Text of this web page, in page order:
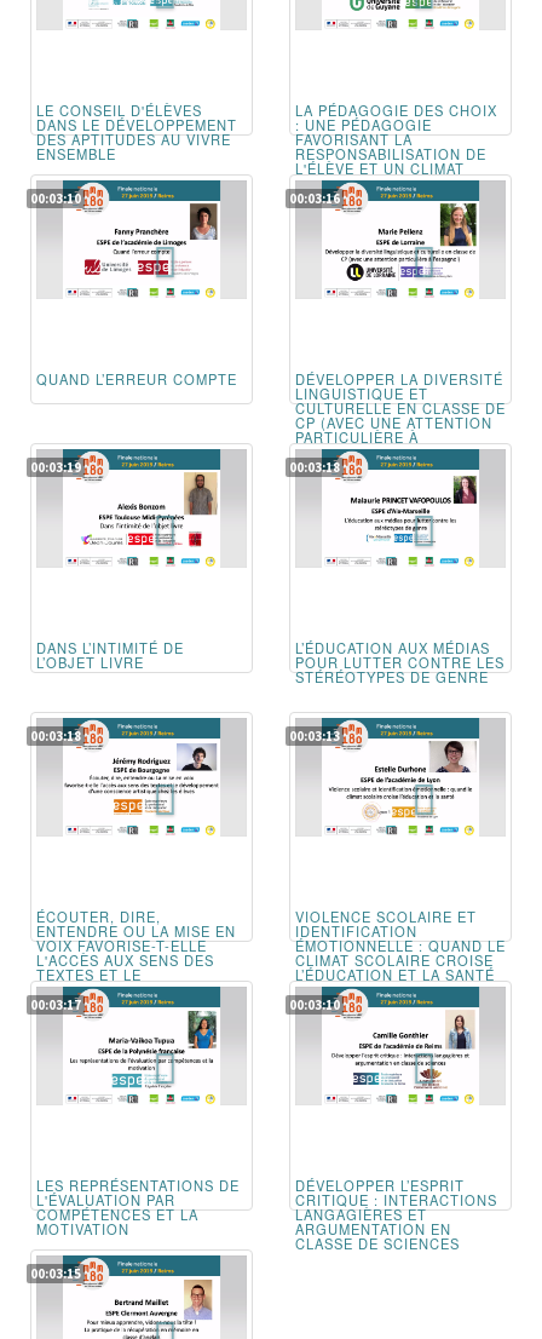
LE CONSEIL D'ÉLÈVES
DANS LE DÉVELOPPEMENT
DES APTITUDES AU VIVRE
ENSEMBLE
LA PÉDAGOGIE DES CHOIX
: UNE PÉDAGOGIE
FAVORISANT LA
RESPONSABILISATION DE
L'ÉLÈVE ET UN CLIMAT
SCOLAIRE APAISÉ
QUAND L’ERREUR COMPTE
00:03:10
DÉVELOPPER LA DIVERSITÉ
LINGUISTIQUE ET
CULTURELLE EN CLASSE DE
CP (AVEC UNE ATTENTION
PARTICULIÈRE À
L'ESPAGNOL)
00:03:16
DANS L’INTIMITÉ DE
L’OBJET LIVRE
00:03:19
L’ÉDUCATION AUX MÉDIAS
POUR LUTTER CONTRE LES
STÉRÉOTYPES DE GENRE
00:03:18
ÉCOUTER, DIRE,
ENTENDRE OU LA MISE EN
VOIX FAVORISE-T-ELLE
L'ACCÈS AUX SENS DES
TEXTES ET LE
DÉVELOPPEMENT D'UNE
CONSCIENCE ARTISTIQUE
CHEZ LES ÉLÈVES
00:03:18
VIOLENCE SCOLAIRE ET
IDENTIFICATION
ÉMOTIONNELLE : QUAND LE
CLIMAT SCOLAIRE CROISE
L’ÉDUCATION ET LA SANTÉ
00:03:13
LES REPRÉSENTATIONS DE
L'ÉVALUATION PAR
COMPÉTENCES ET LA
MOTIVATION
00:03:17
DÉVELOPPER L’ESPRIT
CRITIQUE : INTERACTIONS
LANGAGIÈRES ET
ARGUMENTATION EN
CLASSE DE SCIENCES
00:03:10
00:03:15